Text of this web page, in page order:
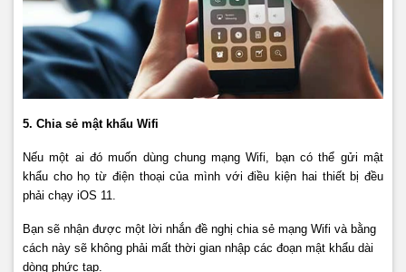
5. Chia sẻ mật khẩu Wifi
Nếu một ai đó muốn dùng chung mạng Wifi, bạn có thể gửi mật
khẩu cho họ từ điện thoại của mình với điều kiện hai thiết bị đều
phải chạy iOS 11.
Bạn sẽ nhận được một lời nhắn đề nghị chia sẻ mạng Wifi và bằng
cách này sẽ không phải mất thời gian nhập các đoạn mật khẩu dài
dòng phức tạp.